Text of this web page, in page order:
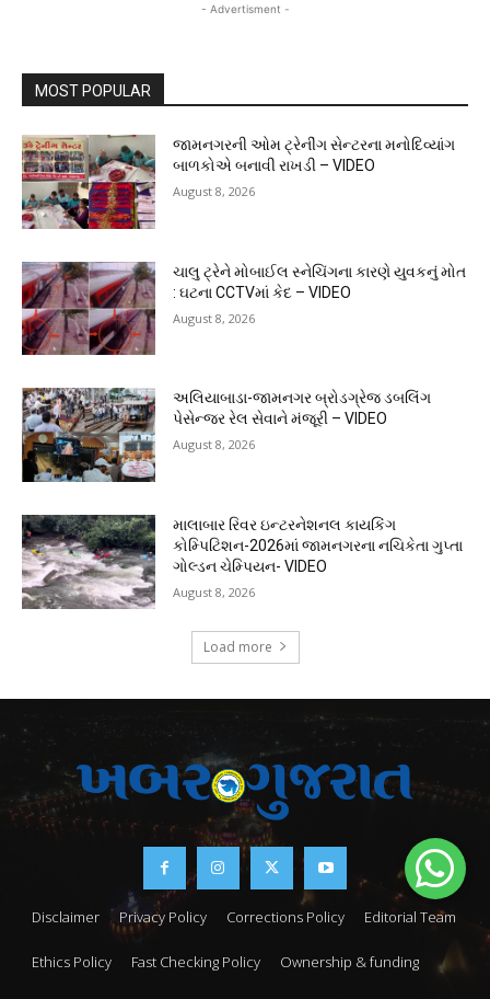
- Advertisment -
MOST POPULAR
જામનગરની ઓમ ટ્રેનીંગ સેન્ટરના મનોદિવ્યાંગ
બાળકોએ બનાવી રાખડી – VIDEO
August 8, 2026
ચાલુ ટ્રેને મોબાઈલ સ્નેચિંગના કારણે યુવકનું મોત
: ઘટના CCTVમાં કેદ – VIDEO
August 8, 2026
અલિયાબાડા-જામનગર બ્રોડગ્રેજ ડબલિંગ
પેસેન્જર રેલ સેવાને મંજૂરી – VIDEO
August 8, 2026
માલાબાર રિવર ઇન્ટરનેશનલ કાયકિંગ
કોમ્પિટિશન-2026માં જામનગરના નચિકેતા ગુપ્તા
ગોલ્ડન ચેમ્પિયન- VIDEO
August 8, 2026
Load more
Disclaimer Privacy Policy Corrections Policy Editorial Team
Ethics Policy Fast Checking Policy Ownership & funding